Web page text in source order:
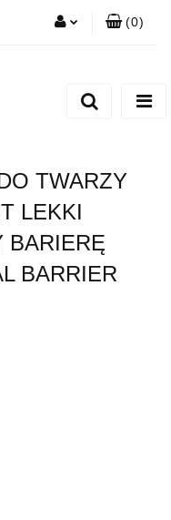
(0)
TWARZY
LEKKI
BARIERĘ
BARRIER